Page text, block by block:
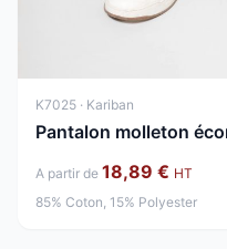
K7025 · Kariban
Pantalon molleton
A partir de 18,89 € HT
85% Coton, 15% Polyester